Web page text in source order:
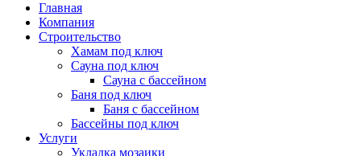
Главная
Компания
Строительство
Хамам под ключ
Сауна под ключ
Сауна с бассейном
Баня под ключ
Баня с бассейном
Бассейны под ключ
Услуги
Укладка мозаики